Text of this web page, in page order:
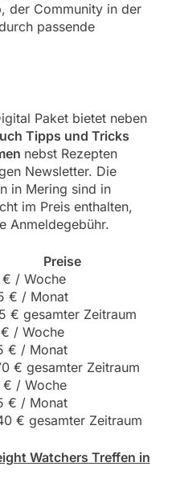
der Community in der
passende
Paket bietet neben
Tipps und Tricks
nebst Rezepten
Newsletter. Die
in Mering sind in
im Preis enthalten,
Anmeldegebühr.
Preise
/ Woche
€ / Monat
€ gesamter Zeitraum
/ Woche
€ / Monat
€ gesamter Zeitraum
/ Woche
€ / Monat
€ gesamter Zeitraum
Watchers Treffen in